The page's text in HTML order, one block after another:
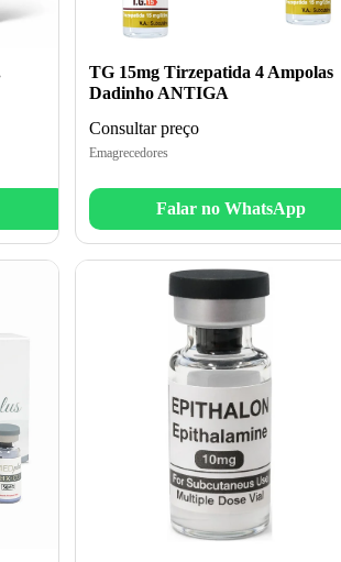
TG 15mg Tirzepatida 4 Ampolas
Dadinho ANTIGA
Consultar preço
Emagrecedores
Falar no WhatsApp